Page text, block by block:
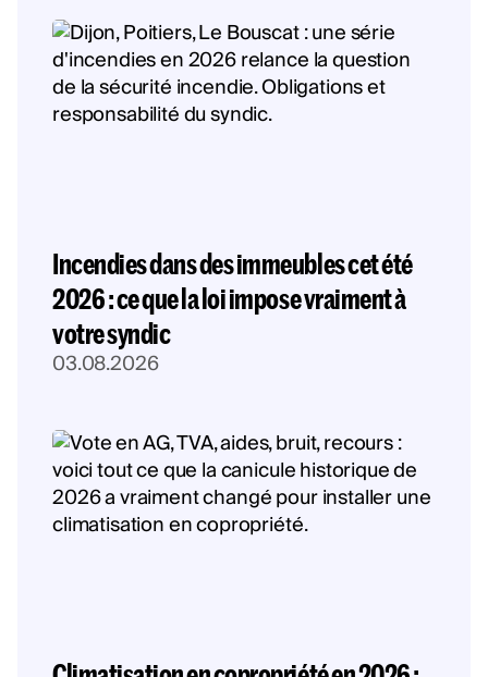
Incendies dans des immeubles cet été
2026 : ce que la loi impose vraiment à
votre syndic
03.08.2026